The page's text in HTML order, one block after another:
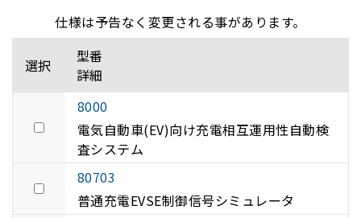
仕様は予告なく変更される事があります。
選択
型番
詳細
8000
電気自動車(EV)向け充電相互運用性自動検
査システム
80703
普通充電EVSE制御信号シミュレータ